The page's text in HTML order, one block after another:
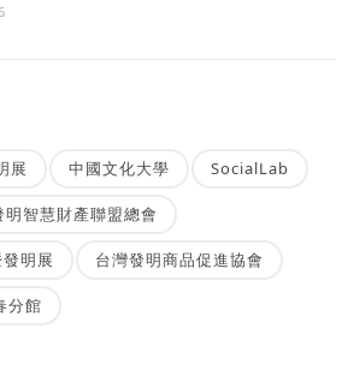
展 中國文化大學 SocialLab
明智慧財產聯盟總會
明展 台灣發明商品促進協會
分館